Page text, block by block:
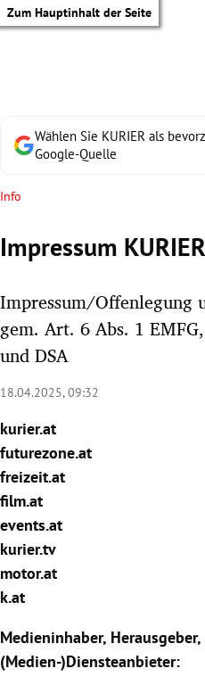
Zum Hauptinhalt der Seite
Untermenü
Untermenü
Untermenü
Untermenü
Untermenü
Untermenü
Wählen Sie KURIER als
Google-Quelle
Info
Impressum
Impressum/Offenlegung
gem. Art. 6 Abs. 1
und DSA
18.04.2025, 09:32
kurier.at
futurezone.at
freizeit.at
film.at
events.at
kurier.tv
motor.at
k.at
Medieninhaber, Herausgeber,
(Medien-)Diensteanbieter: